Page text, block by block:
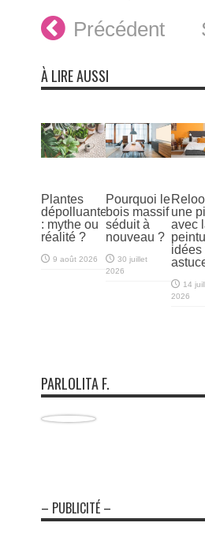
Précédent
À LIRE AUSSI
Plantes
dépolluantes
: mythe ou
réalité ?
9 août 2026
Pourquoi le
bois massif
séduit à
nouveau ?
30 juillet
2026
une
avec
idées
14
2026
PARLOLITA F.
– PUBLICITÉ –